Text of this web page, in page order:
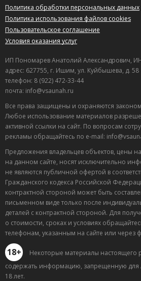
Политика обработки персональных данных
Политика использования файлов cookies
Пользовательское соглашение
Условия оказания услуг
ИП Пономарев Анатолий Александрович,
адрес: 627755, г. Ишим, ул. Куйбышева, д. 58
телефон: 8 (922) 472-33-44
почта: info@vsaunah.ru
Все права защищены и охраняются
Любое использование материалов
активной ссылки на сайт. По вопросам
рекламы обращайтесь по e-mail:
Предложения владельцев объектов, цены
на данном сайте, носят исключительно
не являются публичной офертой в
Гражданского кодекса Российской
контрактной стороной может быть
письменном виде только после
деталей с контрактной стороной. Для
о стоимости, сроках и условиях
телефонам, указанным на сайте или через
18+
Некоторые материалы настоящего
содержать информацию, запрещенную для
18 лет.